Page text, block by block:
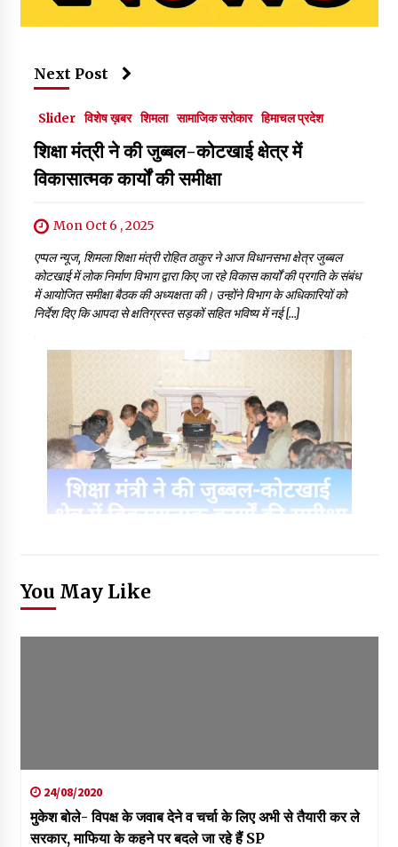
Next Post
Slider विशेष ख़बर शिमला सामाजिक सरोकार हिमाचल प्रदेश
शिक्षा मंत्री ने की जुब्बल-कोटखाई क्षेत्र में
विकासात्मक कार्यों की समीक्षा
Mon Oct 6 , 2025
एप्पल न्यूज, शिमला शिक्षा मंत्री रोहित ठाकुर ने आज विधानसभा क्षेत्र जुब्बल
कोटखाई में लोक निर्माण विभाग द्वारा किए जा रहे विकास कार्यों की प्रगति के संबंध
में आयोजित समीक्षा बैठक की अध्यक्षता की। उन्होंने विभाग के अधिकारियों को
निर्देश दिए कि आपदा से क्षतिग्रस्त सड़कों सहित भविष्य में नई […]
You May Like
24/08/2020
मुकेश बोले- विपक्ष के जवाब देने व चर्चा के लिए अभी से तैयारी कर ले
सरकार, माफिया के कहने पर बदले जा रहे हैं SP